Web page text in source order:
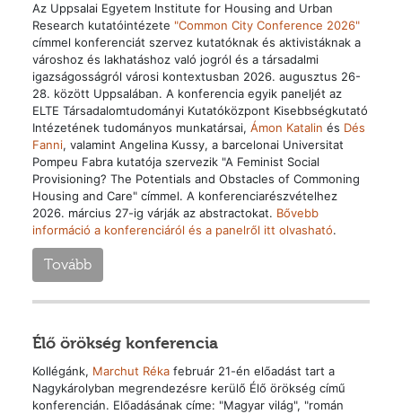
Az Uppsalai Egyetem Institute for Housing and Urban
Research kutatóintézete "Common City Conference 2026"
címmel konferenciát szervez kutatóknak és aktivistáknak a
városhoz és lakhatáshoz való jogról és a társadalmi
igazságosságról városi kontextusban 2026. augusztus 26-
28. között Uppsalában. A konferencia egyik paneljét az
ELTE Társadalomtudományi Kutatóközpont Kisebbségkutató
Intézetének tudományos munkatársai, Ámon Katalin és Dés
Fanni, valamint Angelina Kussy, a barcelonai Universitat
Pompeu Fabra kutatója szervezik "A Feminist Social
Provisioning? The Potentials and Obstacles of Commoning
Housing and Care" címmel. A konferenciarészvételhez
2026. március 27-ig várják az abstractokat. Bővebb
információ a konferenciáról és a panelről itt olvasható.
Tovább
Élő örökség konferencia
Kollégánk, Marchut Rékafebruár 21-én előadást tart a
Nagykárolyban megrendezésre kerülő Élő örökség című
konferencián. Előadásának címe: "Magyar világ", "román